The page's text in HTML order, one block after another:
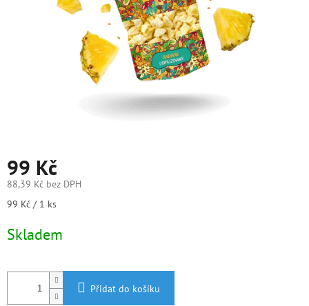
99 Kč
88,39 Kč bez DPH
Měrná
99 Kč / 1 ks
Skladem
Přidat do košíku